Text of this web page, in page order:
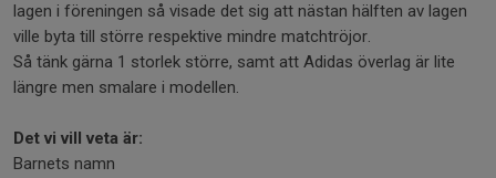
lagen i föreningen så visade det sig att nästan hälften av lagen
ville byta till större respektive mindre matchtröjor.
Så tänk gärna 1 storlek större, samt att Adidas överlag är lite
längre men smalare i modellen.
Det vi vill veta är:
Barnets namn